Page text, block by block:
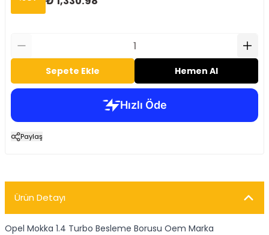
Sepete Ekle Hemen Al
Paylaş
Ürün Detayı
Opel Mokka 1.4 Turbo Besleme Borusu Oem Marka